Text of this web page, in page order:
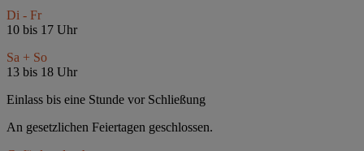
Di - Fr
10 bis 17 Uhr
Sa + So
13 bis 18 Uhr
Einlass bis eine Stunde vor Schließung
An gesetzlichen Feiertagen geschlossen.